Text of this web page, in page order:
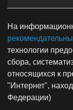
На
технологии
сбора,
относящихся к
"Интернет",
Федерации)